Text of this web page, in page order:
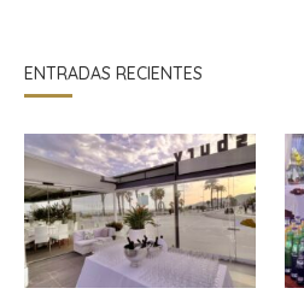
ENTRADAS RECIENTES